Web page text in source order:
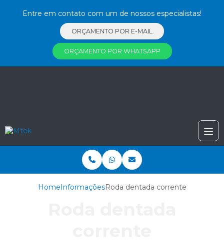
Entre em contato com um de nossos especialistas!
ORÇAMENTO POR E-MAIL
ORÇAMENTO POR WHATSAPP
HomeInformaçõesRoda dentada corrente